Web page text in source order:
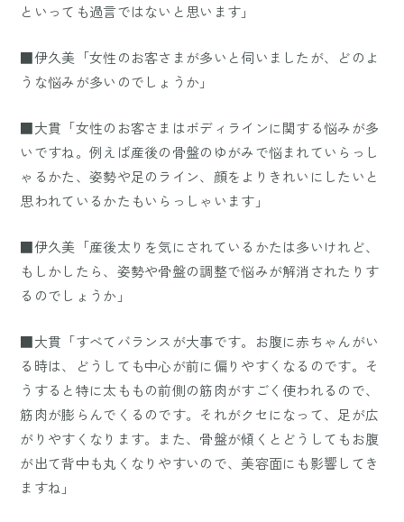
といっても過言ではないと思います」
■伊久美「女性のお客さまが多いと伺いましたが、どのよ
うな悩みが多いのでしょうか」
■大貫「女性のお客さまはボディラインに関する悩みが多
いですね。例えば産後の骨盤のゆがみで悩まれていらっし
ゃるかた、姿勢や足のライン、顔をよりきれいにしたいと
思われているかたもいらっしゃいます」
■伊久美「産後太りを気にされているかたは多いけれど、
もしかしたら、姿勢や骨盤の調整で悩みが解消されたりす
るのでしょうか」
■大貫「すべてバランスが大事です。お腹に赤ちゃんがい
る時は、どうしても中心が前に偏りやすくなるのです。そ
うすると特に太ももの前側の筋肉がすごく使われるので、
筋肉が膨らんでくるのです。それがクセになって、足が広
がりやすくなります。また、骨盤が傾くとどうしてもお腹
が出て背中も丸くなりやすいので、美容面にも影響してき
ますね」